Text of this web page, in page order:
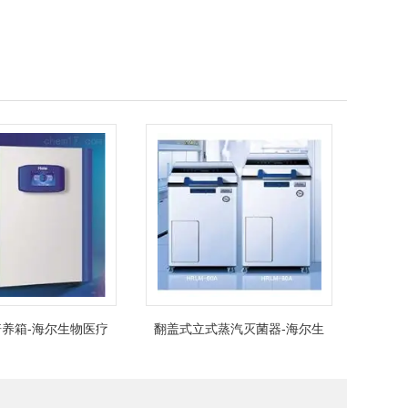
箱-海尔生物医疗
翻盖式立式蒸汽灭菌器-海尔生